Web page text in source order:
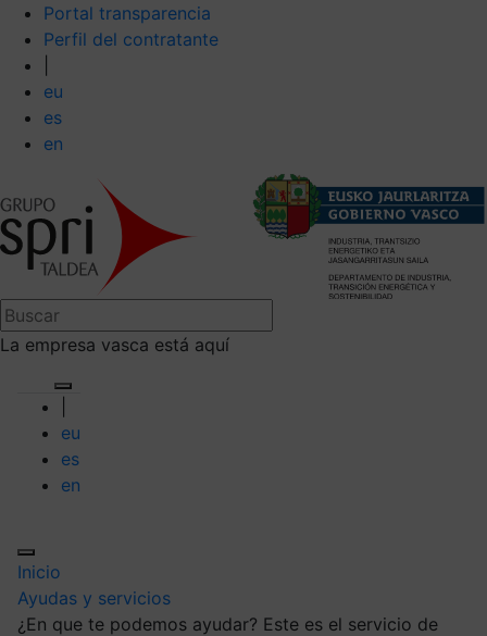
Portal transparencia
Perfil del contratante
eu
es
en
La empresa vasca está aquí
eu
es
en
Inicio
Ayudas y servicios
¿En que te podemos ayudar? Este es el servicio de